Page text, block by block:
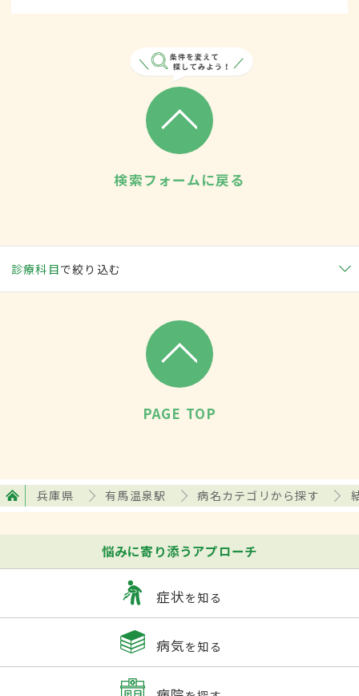
検索フォームに戻る
診療科目で絞り込む
PAGE TOP
兵庫県 有馬温泉駅 病名カテゴリから探す
悩みに寄り添うアプローチ
症状を知る
病気を知る